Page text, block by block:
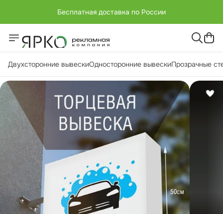
Бесплатная доставка по России
Бесплатная доставка по России
Двухсторонние вывескиОдносторонние вывескиПрозрачные